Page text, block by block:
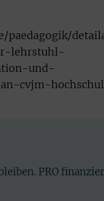
paedagogik/
lehrstuhl-
und-
cvjm-
PRO